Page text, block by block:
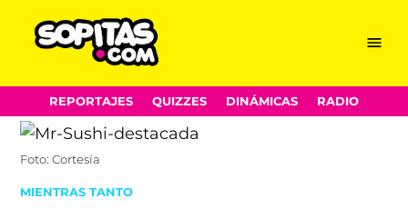
Skip
to
content
Menu
REPORTAJES QUIZZES DINÁMICAS RADIO
Foto: Cortesía
POSTED
MIENTRAS TANTO